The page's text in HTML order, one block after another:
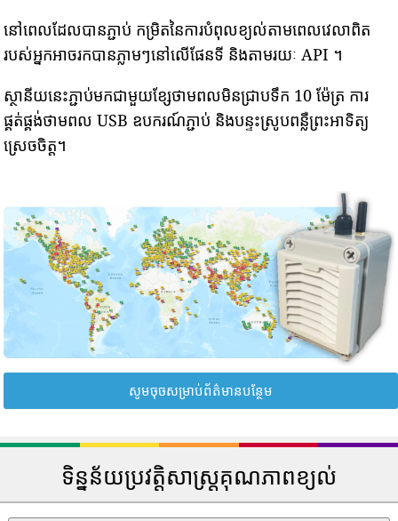
នៅពេលដែលបានភ្ជាប់ កម្រិតនៃការបំពុលខ្យល់តាមពេលវេលាពិត
របស់អ្នកអាចរកបានភ្លាមៗនៅលើផែនទី និងតាមរយៈ API ។
ស្ថានីយនេះភ្ជាប់មកជាមួយខ្សែថាមពលមិនជ្រាបទឹក 10 ម៉ែត្រ ការ
ផ្គត់ផ្គង់ថាមពល USB ឧបករណ៍ភ្ជាប់ និងបន្ទះស្រូបពន្លឺព្រះអាទិត្យ
ស្រេចចិត្ត។
សូមចុចសម្រាប់ព័ត៌មានបន្ថែម
ទិន្នន័យប្រវត្តិសាស្រ្តគុណភាពខ្យល់